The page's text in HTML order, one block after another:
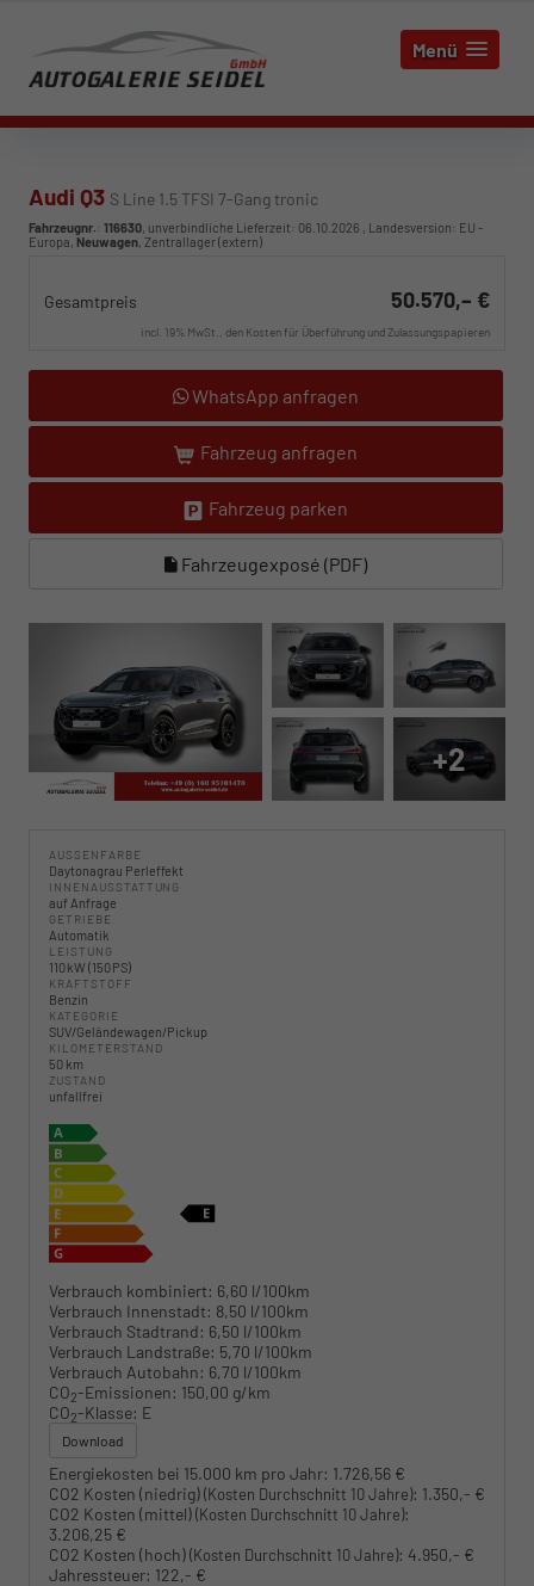
Menü
Audi Q3 S Line 1.5 TFSI 7-Gang tronic
Fahrzeugnr.: 116630, unverbindliche Lieferzeit: 06.10.2026 , Landesversion: EU -
Europa, Neuwagen, Zentrallager (extern)
Gesamtpreis 50.570,– €
incl. 19% MwSt., den Kosten für Überführung und Zulassungspapieren
WhatsApp anfragen
Fahrzeug anfragen
Fahrzeug parken
Fahrzeugexposé (PDF)
+2
AUSSENFARBE
Daytonagrau Perleffekt
INNENAUSSTATTUNG
auf Anfrage
GETRIEBE
Automatik
LEISTUNG
110 kW (150 PS)
KRAFTSTOFF
Benzin
KATEGORIE
SUV/Geländewagen/Pickup
KILOMETERSTAND
50 km
ZUSTAND
unfallfrei
Verbrauch kombiniert: 6,60 l/100km
Verbrauch Innenstadt: 8,50 l/100km
Verbrauch Stadtrand: 6,50 l/100km
Verbrauch Landstraße: 5,70 l/100km
Verbrauch Autobahn: 6,70 l/100km
CO2-Emissionen: 150,00 g/km
CO2-Klasse: E
Download
Energiekosten bei 15.000 km pro Jahr: 1.726,56 €
CO2 Kosten (niedrig)(Kosten Durchschnitt 10 Jahre): 1.350,- €
CO2 Kosten (mittel)(Kosten Durchschnitt 10 Jahre):
3.206,25 €
CO2 Kosten (hoch)(Kosten Durchschnitt 10 Jahre): 4.950,- €
Jahressteuer: 122,- €